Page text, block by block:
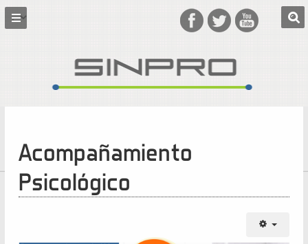
Acompañamiento
Psicológico